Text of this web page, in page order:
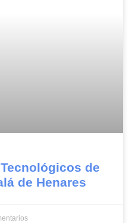
de
de Henares